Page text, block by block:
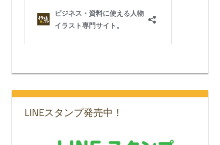
LINEスタンプ発売中！